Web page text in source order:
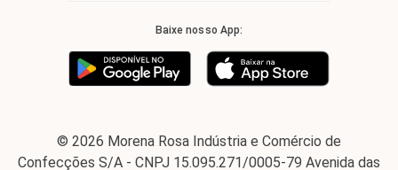
Baixe nosso App:
© 2026 Morena Rosa Indústria e Comércio de
Confecções S/A - CNPJ 15.095.271/0005-79 Avenida das